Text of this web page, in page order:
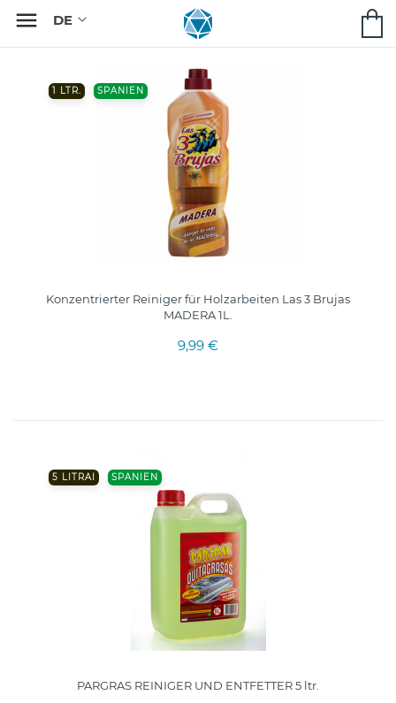

1 LTR. SPANIEN
Konzentrierter Reiniger für Holzarbeiten Las 3 Brujas
MADERA 1L.
9,99 €
5 LITRAI SPANIEN
PARGRAS REINIGER UND ENTFETTER 5 ltr.